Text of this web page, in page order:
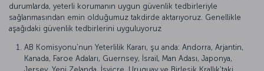
durumlarda, yeterli korumanın uygun güvenlik tedbirleriyle
sağlanmasından emin olduğumuz takdirde aktarıyoruz. Genellikle
aşağıdaki güvenlik tedbirlerini uyguluyoruz
AB Komisyonu'nun Yeterlilik Kararı, şu anda: Andorra, Arjantin,
Kanada, Faroe Adaları, Guernsey, İsrail, Man Adası, Japonya,